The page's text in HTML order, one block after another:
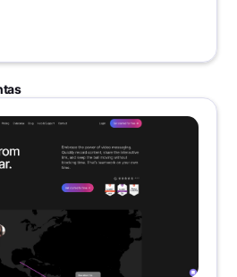
equipo al siguiente nivel
y lecciones